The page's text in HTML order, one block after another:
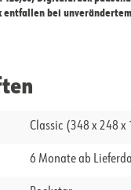
entfallen bei
Classic (348 x 248 x
6 Monate ab